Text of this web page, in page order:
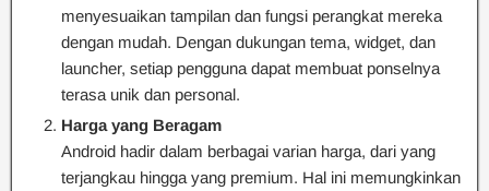
menyesuaikan tampilan dan fungsi perangkat mereka
dengan mudah. Dengan dukungan tema, widget, dan
launcher, setiap pengguna dapat membuat ponselnya
terasa unik dan personal.
Harga yang Beragam
Android hadir dalam berbagai varian harga, dari yang
terjangkau hingga yang premium. Hal ini memungkinkan